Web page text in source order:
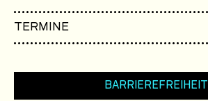
TERMINE
BARRIEREFREIHEIT